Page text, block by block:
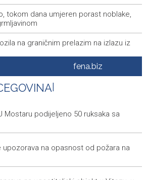
tokom dana umjeren porast noblake,
na graničnim prelazim na izlazu iz
rudara četvrtu noć ostali u jami
U Mostaru podijeljeno 50 ruksaka
za 8. 8. 2026. godine (subota)
hercegovačku tradiciju kroz
upozorava na opasnost od
fena.biz
Mostaru podijeljeno 50 ruksaka sa
upozorava na opasnost od požara na